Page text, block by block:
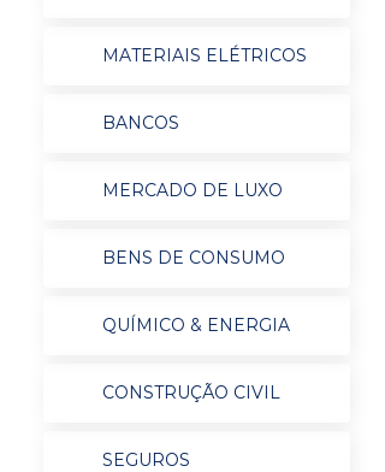
MATERIAIS ELÉTRICOS
BANCOS
MERCADO DE LUXO
BENS DE CONSUMO
QUÍMICO & ENERGIA
CONSTRUÇÃO CIVIL
SEGUROS